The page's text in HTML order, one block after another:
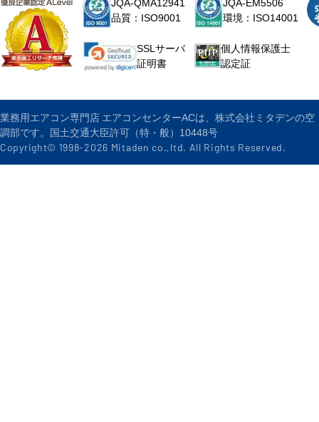
品質：ISO9001
環境：ISO14001
SSLサーバ
証明書
個人情報保護士
認定証
業務用エアコン専門店 エアコンセンターACは、株式会社ミタデンの空
調部です。国土交通大臣許可（特・般）10448号
Copyright© 1998-2026 Mitaden co.,ltd. All Rights Reserved.